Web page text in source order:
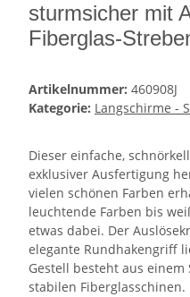
sturmsicher mit
Fiberglas-
Artikelnummer: 460908J
Kategorie: Langschirme -
Dieser einfache,
exklusiver Ausfertigung
vielen schönen Farben
leuchtende Farben bis
etwas dabei. Der
elegante Rundhakengriff
Gestell besteht aus
stabilen Fiberglasschinen.